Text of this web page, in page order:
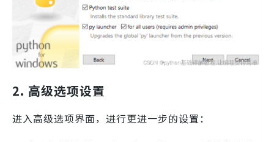
2. 高级选项设置
进入高级选项界面，进行更进一步的设置：